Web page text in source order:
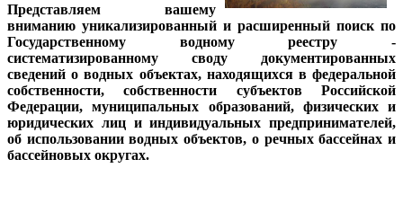
Представляем вашему
вниманию уникализированный и расширенный поиск по
Государственному водному реестру -
систематизированному своду документированных
сведений о водных объектах, находящихся в федеральной
собственности, собственности субъектов Российской
Федерации, муниципальных образований, физических и
юридических лиц и индивидуальных предпринимателей,
об использовании водных объектов, о речных бассейнах и
бассейновых округах.